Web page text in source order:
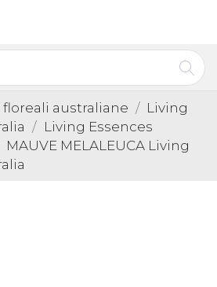
floreali australiane
Living
Living Essences
MAUVE MELALEUCA Living